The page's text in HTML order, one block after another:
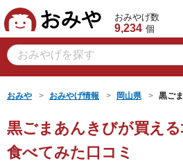
おみや
おみやげ数
9,234 個
おみや おみやげ情報 岡山県 黒ご
黒ごまあんきびが買える
食べてみた口コミ